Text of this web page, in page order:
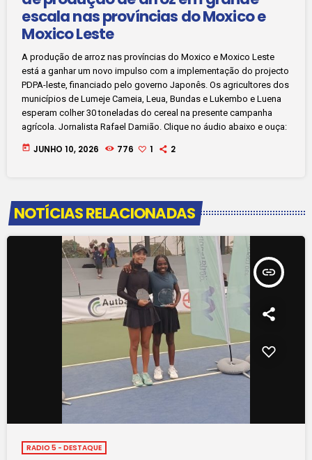
escala nas províncias do Moxico e
Moxico Leste
A produção de arroz nas províncias do Moxico e Moxico Leste
está a ganhar um novo impulso com a implementação do projecto
PDPA-leste, financiado pelo governo Japonês. Os agricultores dos
municípios de Lumeje Cameia, Leua, Bundas e Lukembo e Luena
esperam colher 30 toneladas do cereal na presente campanha
agrícola. Jornalista Rafael Damião. Clique no áudio abaixo e ouça:
today JUNHO 10, 2026 776 1 2
NOTÍCIAS RELACIONADAS
insert_link
RADIO 5 - DESTAQUE